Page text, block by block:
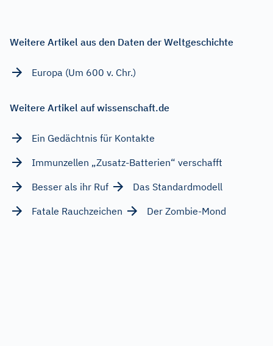
Weitere Artikel aus den Daten der Weltgeschichte
Europa (Um 600 v. Chr.)
Weitere Artikel auf wissenschaft.de
Ein Gedächtnis für Kontakte
Immunzellen „Zusatz-Batterien“ verschafft
Besser als ihr Ruf
Das Standardmodell
Fatale Rauchzeichen
Der Zombie-Mond